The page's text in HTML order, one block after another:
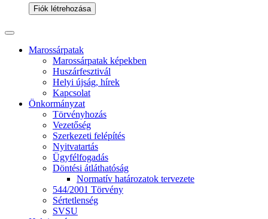
Fiók létrehozása
Marossárpatak
Marossárpatak képekben
Huszárfesztivál
Helyi újság, hírek
Kapcsolat
Önkormányzat
Törvényhozás
Vezetőség
Szerkezeti felépítés
Nyitvatartás
Ügyfélfogadás
Döntési átláthatóság
Normatív határozatok tervezete
544/2001 Törvény
Sértetlenség
SVSU